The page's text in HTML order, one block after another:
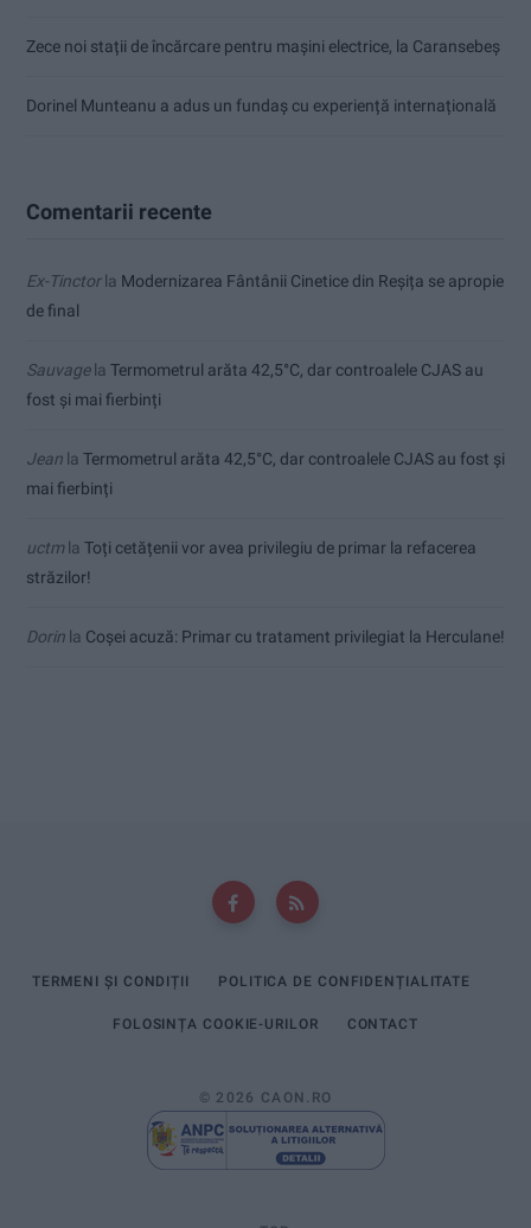
Zece noi stații de încărcare pentru mașini electrice, la Caransebeș
Dorinel Munteanu a adus un fundaș cu experiență internațională
Comentarii recente
Ex-Tinctorla Modernizarea Fântânii Cinetice din Reșița se apropie
de final
Sauvagela Termometrul arăta 42,5°C, dar controalele CJAS au
fost și mai fierbinți
Jean la Termometrul arăta 42,5°C, dar controalele CJAS au fost și
mai fierbinți
uctmla Toți cetățenii vor avea privilegiu de primar la refacerea
străzilor!
Dorin la Coșei acuză: Primar cu tratament privilegiat la Herculane!
TERMENI ȘI CONDIȚII POLITICA DE CONFIDENȚIALITATE
FOLOSINȚA COOKIE-URILOR CONTACT
© 2026 CAON.RO